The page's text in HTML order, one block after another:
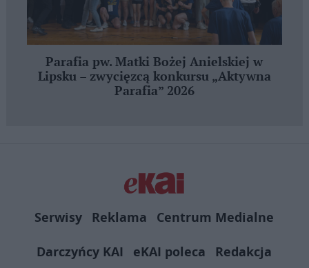
Parafia pw. Matki Bożej Anielskiej w
Lipsku – zwycięzcą konkursu „Aktywna
Parafia” 2026
Serwisy Reklama
Centrum Medialne
Darczyńcy KAI
eKAI poleca Redakcja